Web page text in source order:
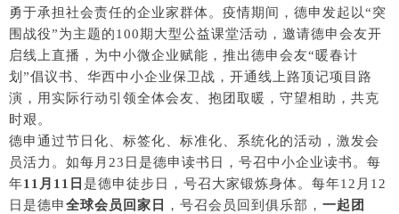
勇于承担社会责任的企业家群体。疫情期间，德申发起以“突
围战役”为主题的100期大型公益课堂活动，邀请德申会友开
启线上直播，为中小微企业赋能，推出德申会友“暖春计
划”倡议书、华西中小企业保卫战，开通线上路顶记项目路
演，用实际行动引领全体会友、抱团取暖，守望相助，共克
时艰。
德申通过节日化、标签化、标准化、系统化的活动，激发会
员活力。如每月23日是德申读书日，号召中小企业读书。每
年11月11日 是德申徒步日，号召大家锻炼身体。每年12月12
日是德申全球会员回家日 ，号召会员回到俱乐部， 一起团